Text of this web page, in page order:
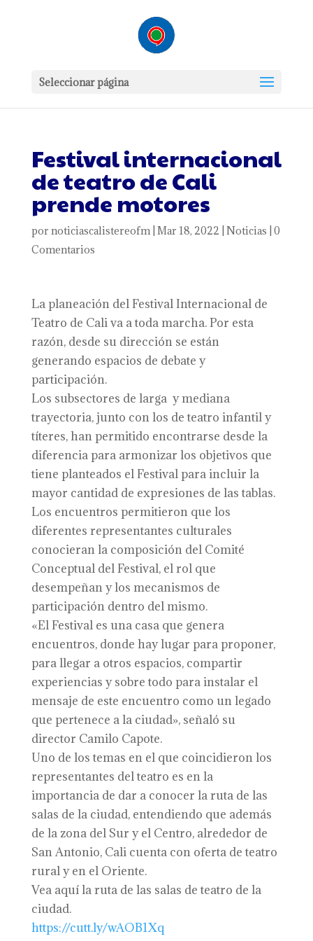
Seleccionar página
Festival internacional
de teatro de Cali
prende motores
por noticiascalistereofm| Mar 18, 2022 Noticias 0
Comentarios
La planeación del Festival Internacional de
Teatro de Cali va a toda marcha. Por esta
razón, desde su dirección se están
generando espacios de debate y
participación.
Los subsectores de larga y mediana
trayectoria, junto con los de teatro infantil y
títeres, han permitido encontrarse desde la
diferencia para armonizar los objetivos que
tiene planteados el Festival para incluir la
mayor cantidad de expresiones de las tablas.
Los encuentros permitieron que los
diferentes representantes culturales
conocieran la composición del Comité
Conceptual del Festival, el rol que
desempeñan y los mecanismos de
participación dentro del mismo.
«El Festival es una casa que genera
encuentros, donde hay lugar para proponer,
para llegar a otros espacios, compartir
experiencias y sobre todo para instalar el
mensaje de este encuentro como un legado
que pertenece a la ciudad», señaló su
director Camilo Capote.
Uno de los temas en el que coincidieron los
representantes del teatro es en la
importancia de dar a conocer la ruta de las
salas de la ciudad, entendiendo que además
de la zona del Sur y el Centro, alrededor de
San Antonio, Cali cuenta con oferta de teatro
rural y en el Oriente.
Vea aquí la ruta de las salas de teatro de la
ciudad.
https://cutt.ly/wAOB1Xq